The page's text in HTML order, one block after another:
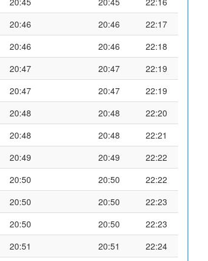
20:46 20:46
22:17
20:46 20:46
22:18
20:47 20:47
22:19
20:47 20:47
22:19
20:48 20:48
22:20
20:48 20:48
22:21
20:49 20:49
22:22
20:50 20:50
22:22
20:50 20:50
22:23
20:50 20:50
22:23
20:51 20:51
22:24